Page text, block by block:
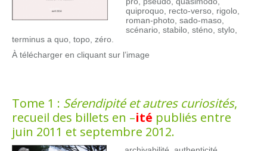
quiproquo, recto-verso, rigolo,
roman-photo, sado-maso,
scénario, stabilo, sténo, stylo,
terminus a quo, topo, zéro.
À télécharger en cliquant sur l’image
Tome 1 : Sérendipité et autres curiosités,
recueil des billets en –ité publiés entre
juin 2011 et septembre 2012.